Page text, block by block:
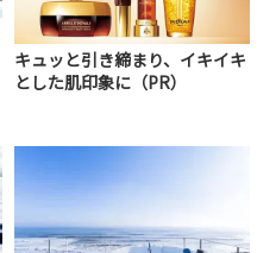
キュッと引き締まり、イキイキ
とした肌印象に（PR）